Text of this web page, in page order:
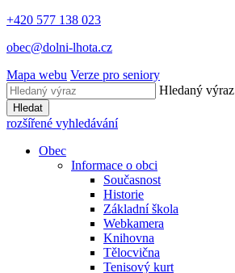
+420 577 138 023
obec@dolni-lhota.cz
Mapa webu Verze pro seniory
Hledaný výraz
Hledat
rozšířené vyhledávání
Obec
Informace o obci
Současnost
Historie
Základní škola
Webkamera
Knihovna
Tělocvična
Tenisový kurt